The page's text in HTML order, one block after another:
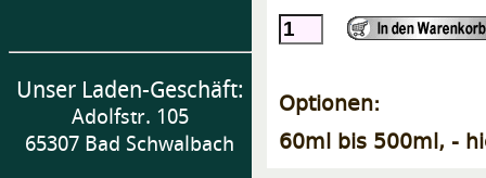
Unser Laden-Geschäft:
Adolfstr. 105
65307 Bad Schwalbach
Optionen:
60ml bis 500ml, -